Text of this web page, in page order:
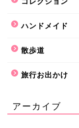
ハンドメイド
散歩道
旅行お出かけ
アーカイブ